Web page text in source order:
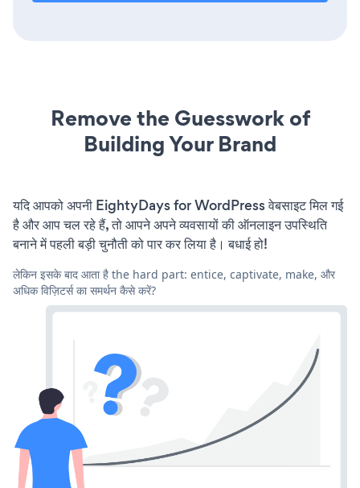
Remove the Guesswork of
Building Your Brand
यदि आपको अपनी EightyDays for WordPress वेबसाइट मिल गई
है और आप चल रहे हैं, तो आपने अपने व्यवसायों की ऑनलाइन उपस्थिति
बनाने में पहली बड़ी चुनौती को पार कर लिया है। बधाई हो!
लेकिन इसके बाद आता है the hard part: entice, captivate, make, और
अधिक विज़िटर्स का समर्थन कैसे करें?